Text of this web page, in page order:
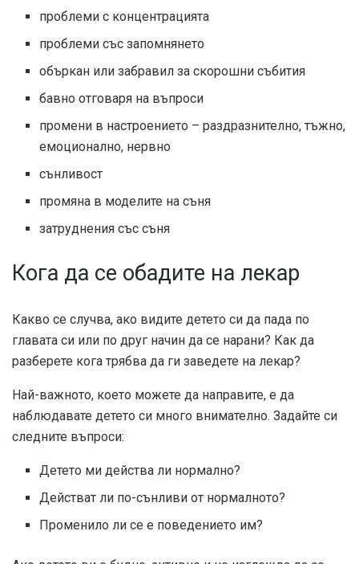
проблеми с концентрацията
проблеми със запомнянето
объркан или забравил за скорошни събития
бавно отговаря на въпроси
промени в настроението – раздразнително, тъжно,
емоционално, нервно
сънливост
промяна в моделите на съня
затруднения със съня
Кога да се обадите на лекар
Какво се случва, ако видите детето си да пада по
главата си или по друг начин да се нарани? Как да
разберете кога трябва да ги заведете на лекар?
Най-важното, което можете да направите, е да
наблюдавате детето си много внимателно. Задайте си
следните въпроси:
Детето ми действа ли нормално?
Действат ли по-сънливи от нормалното?
Променило ли се е поведението им?